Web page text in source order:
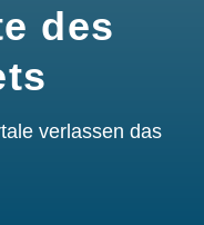
des
verlassen das